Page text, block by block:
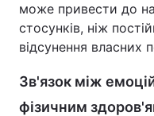
може привести до
стосунків, ніж
відсунення власних
Зв'язок між
фізичним